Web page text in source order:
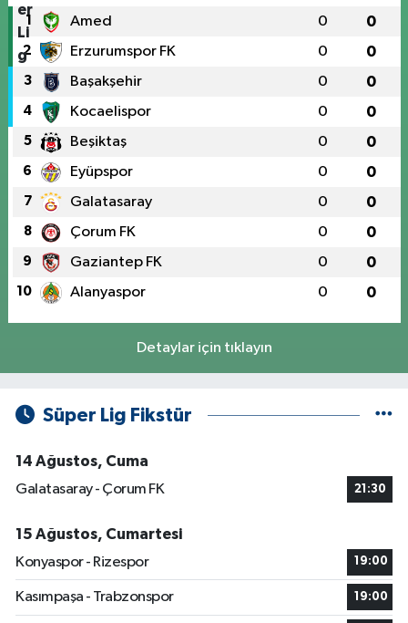
1 Amed 0 0
2 Erzurumspor FK 0 0
3 Başakşehir 0 0
4 Kocaelispor 0 0
5 Beşiktaş 0 0
6 Eyüpspor 0 0
7 Galatasaray 0 0
8 Çorum FK 0 0
9 Gaziantep FK 0 0
10 Alanyaspor 0 0
Detaylar için tıklayın
Süper Lig Fikstür
14 Ağustos, Cuma
Galatasaray - Çorum FK
21:30
15 Ağustos, Cumartesi
Konyaspor - Rizespor
19:00
Kasımpaşa - Trabzonspor 19:00